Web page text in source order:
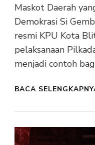
Maskot Daerah
Demokrasi Si
resmi KPU Kota
pelaksanaan
menjadi contoh
BACA